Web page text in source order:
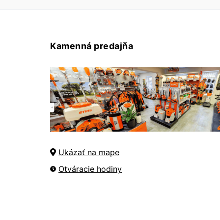
Kamenná predajňa
Ukázať na mape
Otváracie hodiny